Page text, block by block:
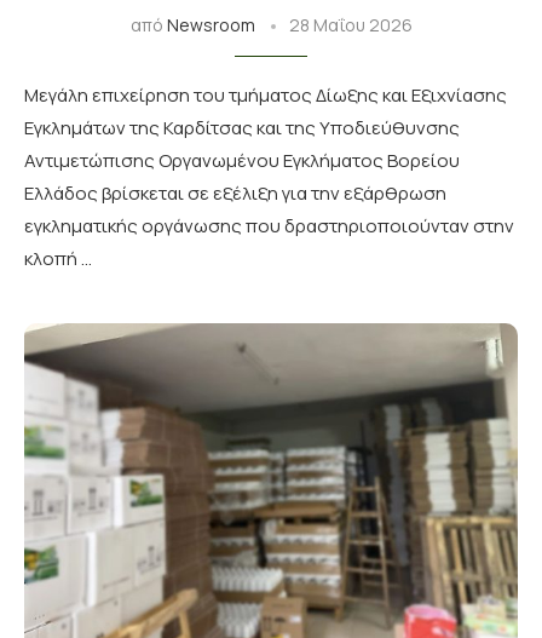
από Newsroom 28 Μαΐου 2026
Μεγάλη επιχείρηση του τμήματος Δίωξης και Εξιχνίασης
Εγκλημάτων της Καρδίτσας και της Υποδιεύθυνσης
Αντιμετώπισης Οργανωμένου Εγκλήματος Βορείου
Ελλάδος βρίσκεται σε εξέλιξη για την εξάρθρωση
εγκληματικής οργάνωσης που δραστηριοποιούνταν στην
κλοπή …